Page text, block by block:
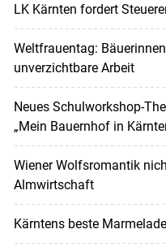
LK Kärnten fordert
Weltfrauentag:
unverzichtbare Arbeit
Neues Schulworkshop-
„Mein Bauernhof in
Wiener Wolfsromantik
Almwirtschaft
Kärntens beste